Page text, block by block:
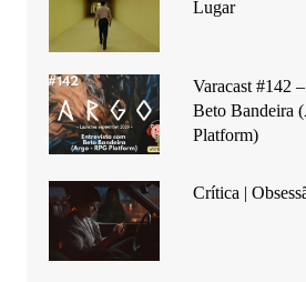
Lugar
Varacast #142
Beto Bandeira
Platform)
Crítica |